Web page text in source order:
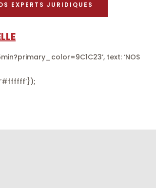
EXPERTS JURIDIQUES
text: ‘NOS